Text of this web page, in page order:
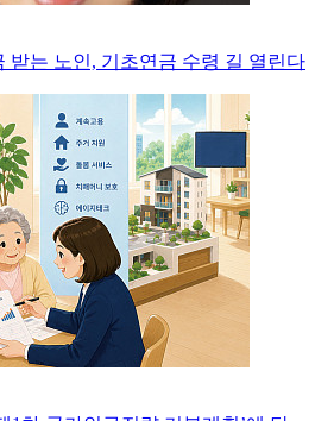
받는 노인, 기초연금 수령 길 열린다